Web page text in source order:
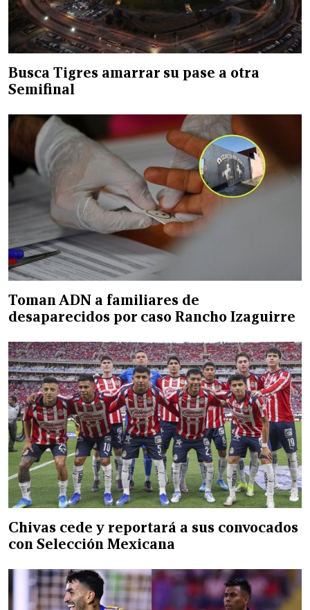
Busca Tigres amarrar su pase a otra
Semifinal
Toman ADN a familiares de
desaparecidos por caso Rancho Izaguirre
Chivas cede y reportará a sus convocados
con Selección Mexicana